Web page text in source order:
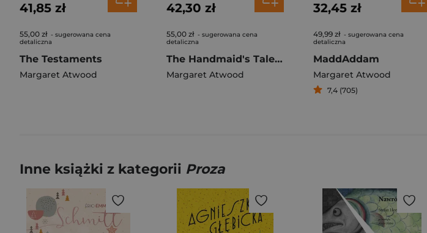
41,85 zł
55,00 zł - sugerowana cena
detaliczna
The Testaments
Margaret Atwood
42,30 zł
55,00 zł - sugerowana cena
detaliczna
The Handmaid's Tale wer. angielska
Margaret Atwood
32,45 zł
49,99 zł - sugerowana cena
detaliczna
MaddAddam
Margaret Atwood
7,4 (705)
Inne książki z kategorii Proza